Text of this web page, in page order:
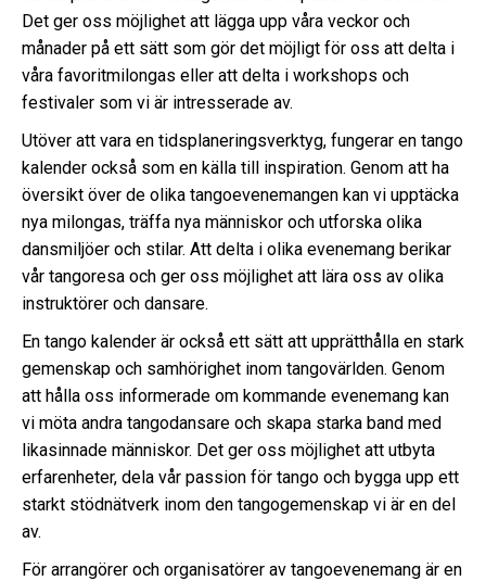
Det ger oss möjlighet att lägga upp våra veckor och
månader på ett sätt som gör det möjligt för oss att delta i
våra favoritmilongas eller att delta i workshops och
festivaler som vi är intresserade av.
Utöver att vara en tidsplaneringsverktyg, fungerar en tango
kalender också som en källa till inspiration. Genom att ha
översikt över de olika tangoevenemangen kan vi upptäcka
nya milongas, träffa nya människor och utforska olika
dansmiljöer och stilar. Att delta i olika evenemang berikar
vår tangoresa och ger oss möjlighet att lära oss av olika
instruktörer och dansare.
En tango kalender är också ett sätt att upprätthålla en stark
gemenskap och samhörighet inom tangovärlden. Genom
att hålla oss informerade om kommande evenemang kan
vi möta andra tangodansare och skapa starka band med
likasinnade människor. Det ger oss möjlighet att utbyta
erfarenheter, dela vår passion för tango och bygga upp ett
starkt stödnätverk inom den tangogemenskap vi är en del
av.
För arrangörer och organisatörer av tangoevenemang är en